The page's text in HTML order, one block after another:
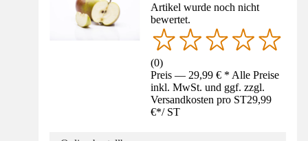
Artikel wurde noch nicht
bewertet.
(0)
Preis — 29,99 € * Alle Preise
inkl. MwSt. und ggf. zzgl.
Versandkosten pro ST29,99
€*/ ST